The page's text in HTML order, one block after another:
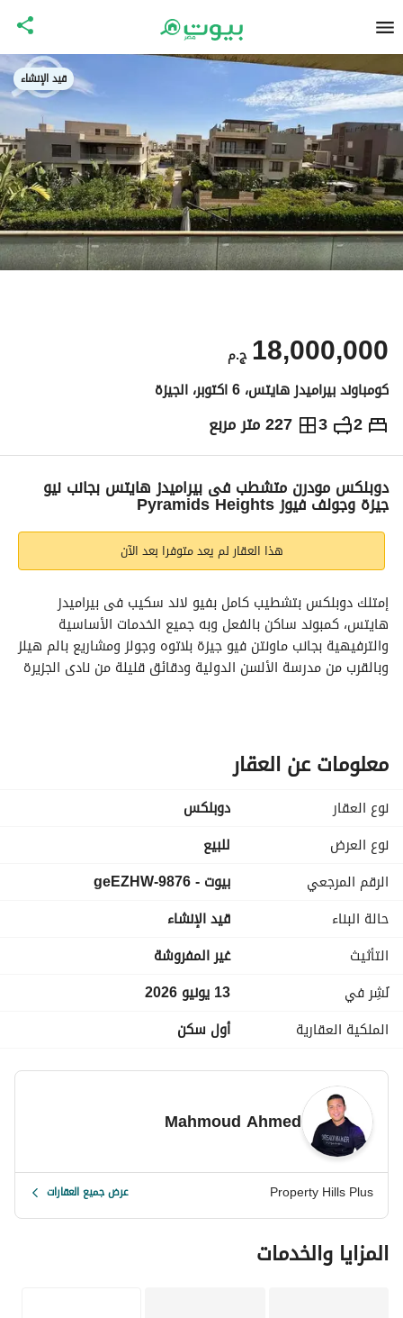
قيد الإنشاء
ج.م 18,000,000
كومباوند بيراميدز هايتس، 6 اكتوبر، الجيزة
2
3 227 متر مربع ج.م18,000,000
الاماكن القريبة
دوبلكس مودرن متشطب فى بيراميدز هايتس بجانب نيو
جيزة وجولف فيوز Pyramids Heights
هذا العقار لم يعد متوفرا بعد الآن
مساحة : 227 م
2 غرفة نوم
غرفة نوم ماستر
دريسنج رووم
3 حمام
2 ليفينج رووم
كلوب هاوس
منطقة تجارية
كيدز إريا
أماكن لحفلات الشواء
لاند سكيب
حمامات سباحة لمختلف الأعمار
جيم وسبا
مركز طبى متكامل
خدمات حراسة دورية
أمن وكاميرات مراقبة
معلومات عن العقار
نوع العقار
دوبلكس
نوع العرض
للبيع
الرقم المرجعي
بيوت - 9876-geEZHW
حالة البناء
قيد الإنشاء
التأثيث
غير المفروشة
نُشِر في
13 يونيو 2026
الملكية العقارية
أول سكن
Mahmoud Ahmed
Property Hills Plus عرض جميع العقارات
المزايا والخدمات